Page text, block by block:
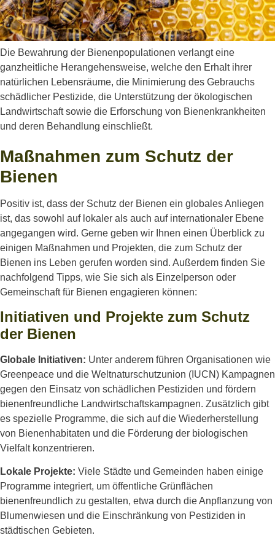
Die Bewahrung der Bienenpopulationen verlangt eine
ganzheitliche Herangehensweise, welche den Erhalt ihrer
natürlichen Lebensräume, die Minimierung des Gebrauchs
schädlicher Pestizide, die Unterstützung der ökologischen
Landwirtschaft sowie die Erforschung von Bienenkrankheiten
und deren Behandlung einschließt.
Maßnahmen zum Schutz der
Bienen
Positiv ist, dass der Schutz der Bienen ein globales Anliegen
ist, das sowohl auf lokaler als auch auf internationaler Ebene
angegangen wird. Gerne geben wir Ihnen einen Überblick zu
einigen Maßnahmen und Projekten, die zum Schutz der
Bienen ins Leben gerufen worden sind. Außerdem finden Sie
nachfolgend Tipps, wie Sie sich als Einzelperson oder
Gemeinschaft für Bienen engagieren können:
Initiativen und Projekte zum Schutz
der Bienen
Globale Initiativen: Unter anderem führen Organisationen wie
Greenpeace und die Weltnaturschutzunion (IUCN) Kampagnen
gegen den Einsatz von schädlichen Pestiziden und fördern
bienenfreundliche Landwirtschaftskampagnen. Zusätzlich gibt
es spezielle Programme, die sich auf die Wiederherstellung
von Bienenhabitaten und die Förderung der biologischen
Vielfalt konzentrieren.
Lokale Projekte: Viele Städte und Gemeinden haben einige
Programme integriert, um öffentliche Grünflächen
bienenfreundlich zu gestalten, etwa durch die Anpflanzung von
Blumenwiesen und die Einschränkung von Pestiziden in
städtischen Gebieten.